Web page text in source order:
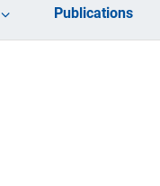
Publications